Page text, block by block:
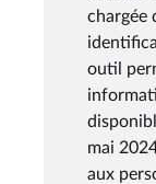
chargée
outil
mai
aux